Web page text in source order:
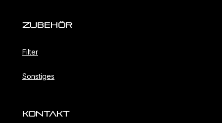
ZubehöR
Filter
Sonstiges
KONTAKT